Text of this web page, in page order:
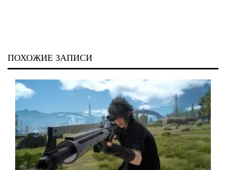
ПОХОЖИЕ ЗАПИСИ